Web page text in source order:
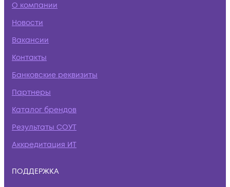
О компании
Новости
Вакансии
Контакты
Банковские реквизиты
Партнеры
Каталог брендов
Результаты СОУТ
Аккредитация ИТ
ПОДДЕРЖКА